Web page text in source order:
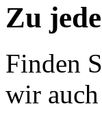
Zu
Finden
wir